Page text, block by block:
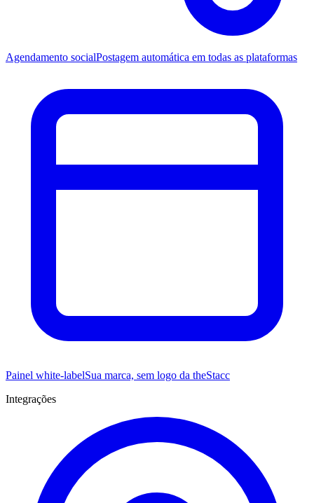
Agendamento socialPostagem automática em todas as plataformas
Painel white-labelSua marca, sem logo da theStacc
Integrações